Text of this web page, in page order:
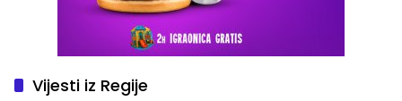
Vijesti iz Regije